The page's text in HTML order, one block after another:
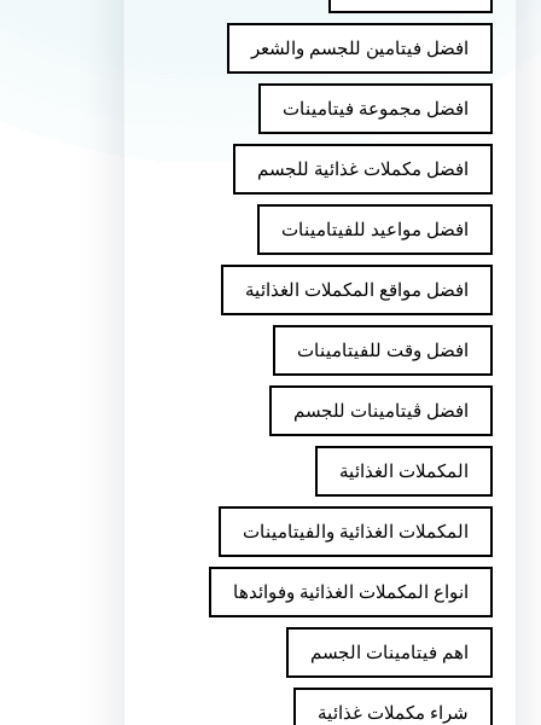
افضل فيتامين للجسم والشعر
افضل مجموعة فيتامينات
افضل مكملات غذائية للجسم
افضل مواعيد للفيتامينات
افضل مواقع المكملات الغذائية
افضل وقت للفيتامينات
افضل ڤيتامينات للجسم
المكملات الغذائية
المكملات الغذائية والفيتامينات
انواع المكملات الغذائية وفوائدها
اهم فيتامينات الجسم
شراء مكملات غذائية